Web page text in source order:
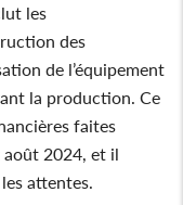
les
des
de l’équipement
la production. Ce
faites
août 2024, et il
attentes.